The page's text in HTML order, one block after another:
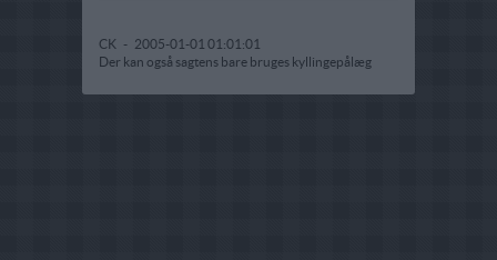
CK - 2005-01-01 01:01:01
Der kan også sagtens bare bruges kyllingepålæg